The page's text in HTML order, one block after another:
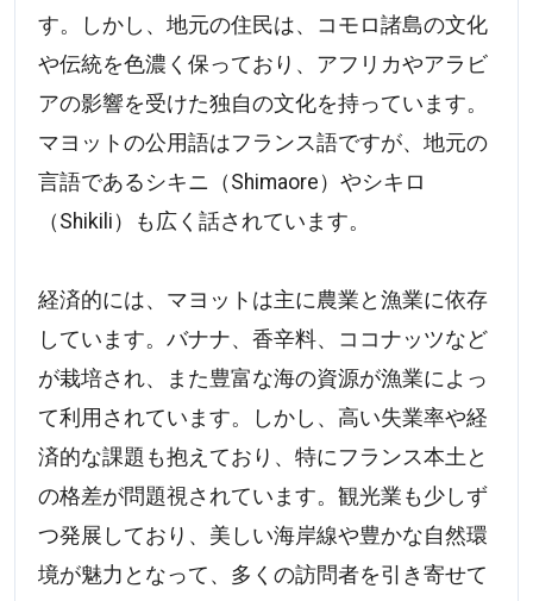
す。しかし、地元の住民は、コモロ諸島の文化
や伝統を色濃く保っており、アフリカやアラビ
アの影響を受けた独自の文化を持っています。
マヨットの公用語はフランス語ですが、地元の
言語であるシキニ（Shimaore）やシキロ
（Shikili）も広く話されています。
経済的には、マヨットは主に農業と漁業に依存
しています。バナナ、香辛料、ココナッツなど
が栽培され、また豊富な海の資源が漁業によっ
て利用されています。しかし、高い失業率や経
済的な課題も抱えており、特にフランス本土と
の格差が問題視されています。観光業も少しず
つ発展しており、美しい海岸線や豊かな自然環
境が魅力となって、多くの訪問者を引き寄せて